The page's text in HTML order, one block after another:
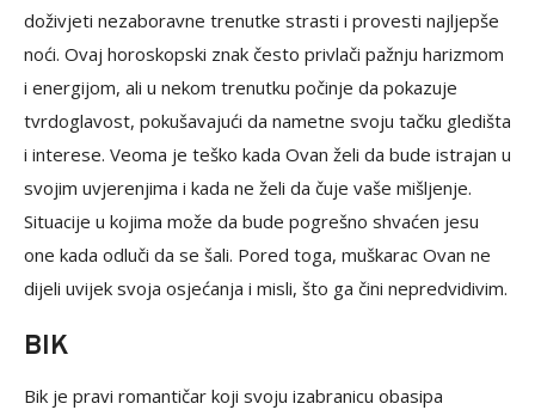
doživjeti nezaboravne trenutke strasti i provesti najljepše
noći. Ovaj horoskopski znak često privlači pažnju harizmom
i energijom, ali u nekom trenutku počinje da pokazuje
tvrdoglavost, pokušavajući da nametne svoju tačku gledišta
i interese. Veoma je teško kada Ovan želi da bude istrajan u
svojim uvjerenjima i kada ne želi da čuje vaše mišljenje.
Situacije u kojima može da bude pogrešno shvaćen jesu
one kada odluči da se šali. Pored toga, muškarac Ovan ne
dijeli uvijek svoja osjećanja i misli, što ga čini nepredvidivim.
BIK
Bik je pravi romantičar koji svoju izabranicu obasipa